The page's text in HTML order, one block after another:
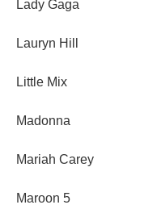
Lady Gaga
Lauryn Hill
Little Mix
Madonna
Mariah Carey
Maroon 5